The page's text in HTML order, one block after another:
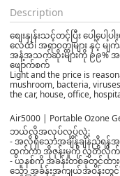
Description
စျေးနှုန်းသင့်တင့်ပြီး ပေါ့ပေါ့
လေထဲ၊ အရာဝတ္ထုများ နှင့် မျက်
အနံ့အသက်ဆိုးများကို ၉၉% အ
ဖျောက်စက်
Light and the price is
mushroom, bacteria,
the car, house, office,
Air5000 | Portable Ozone
ဘယ်လိုအလုပ်လုပ်လဲ:
- အလိုရှိသောအချိန်ချိန်ညှိရန်အ
ထွက်ကာ အိုဇုန်းမှုကို လွှတ်လိုက်ပ
- ယူနစ်ကို အခန်းတစ်ခုတွင်ထား၍
သော အခန်းအကျယ်အဝန်းတွင်